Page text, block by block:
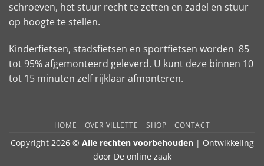
schroeven, het stuur recht te zetten en zadel en stuur
op hoogte te stellen.
Kinderfietsen, stadsfietsen en sportfietsen worden 85
tot 95% afgemonteerd geleverd. U kunt deze binnen 10
tot 15 minuten zelf rijklaar afmonteren.
HOME OVER VILLETTE SHOP CONTACT
Copyright 2026 © Alle rechten voorbehouden| Ontwikkeling
door De online zaak